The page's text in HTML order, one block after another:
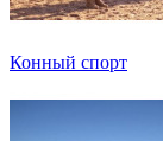
Конный спорт